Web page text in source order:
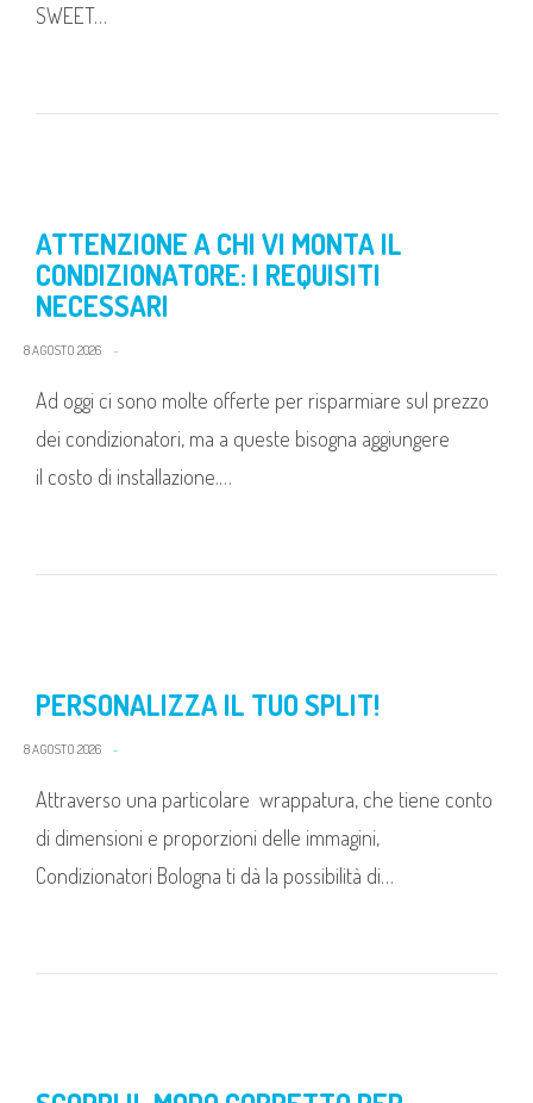
SWEET…
ATTENZIONE A CHI VI MONTA IL
CONDIZIONATORE: I REQUISITI
NECESSARI
8 AGOSTO 2026
Ad oggi ci sono molte offerte per risparmiare sul prezzo
dei condizionatori, ma a queste bisogna aggiungere
il costo di installazione.…
PERSONALIZZA IL TUO SPLIT!
8 AGOSTO 2026
Attraverso una particolare wrappatura, che tiene conto
di dimensioni e proporzioni delle immagini,
Condizionatori Bologna ti dà la possibilità di…